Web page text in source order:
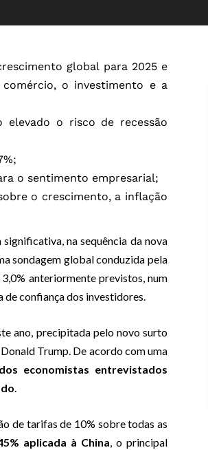
global para 2025 e
o investimento e a
elevado o risco de recessão
o sentimento empresarial;
o crescimento, a inflação
na sequência da nova
sondagem global conduzida pela
anteriormente previstos, num
de confiança dos investidores.
ano, precipitada pelo novo surto
Trump. De acordo com uma
economistas entrevistados
.
de tarifas de 10% sobre todas as
aplicada à China, o principal